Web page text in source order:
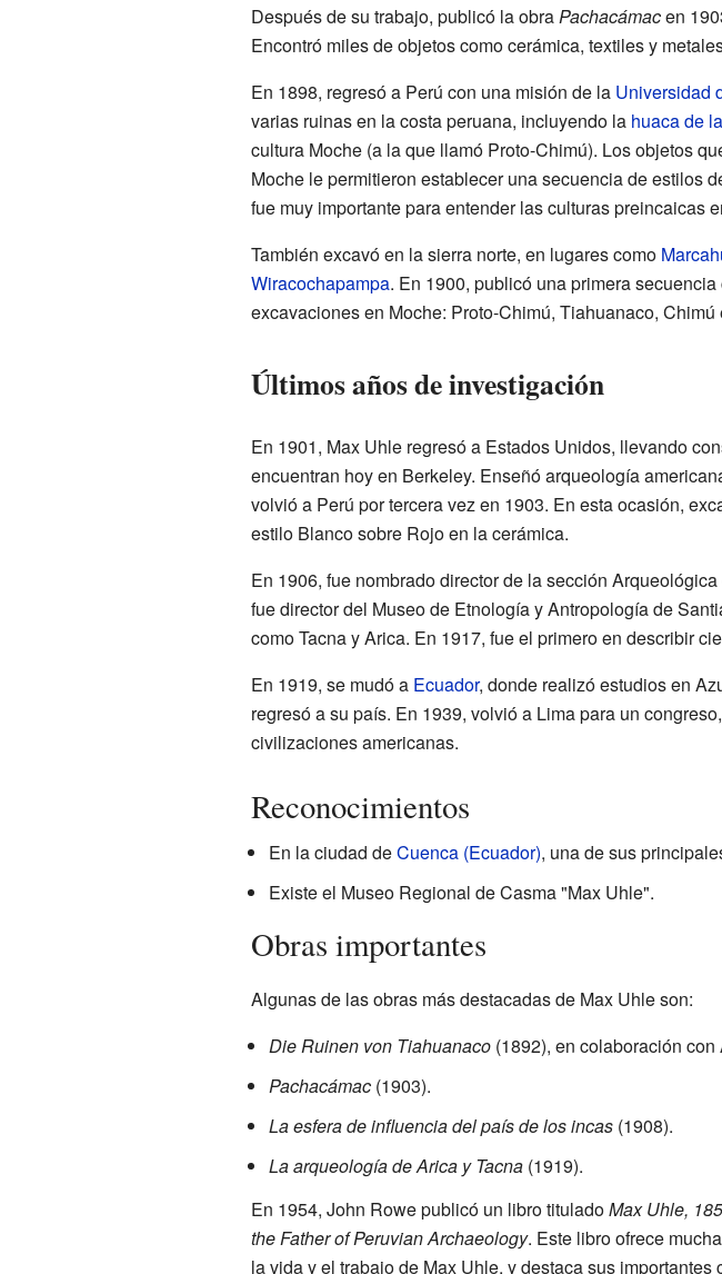
Después de su trabajo, publicó la obraPachacámacen
Encontró miles de objetos como cerámica, textiles y
En 1898, regresó a Perú con una misión de la Universidad
varias ruinas en la costa peruana, incluyendo la huaca de
cultura Moche (a la que llamó Proto-Chimú). Los objetos
Moche le permitieron establecer una secuencia de estilos
fue muy importante para entender las culturas preincaicas
También excavó en la sierra norte, en lugares como
Wiracochapampa. En 1900, publicó una primera
excavaciones en Moche: Proto-Chimú, Tiahuanaco, Chimú
Últimos años de investigación
En 1901, Max Uhle regresó a Estados Unidos, llevando
encuentran hoy en Berkeley. Enseñó arqueología
volvió a Perú por tercera vez en 1903. En esta ocasión,
estilo Blanco sobre Rojo en la cerámica.
En 1906, fue nombrado director de la sección
fue director del Museo de Etnología y Antropología de
como Tacna y Arica. En 1917, fue el primero en describir
En 1919, se mudó a Ecuador, donde realizó estudios en
regresó a su país. En 1939, volvió a Lima para un
civilizaciones americanas.
Reconocimientos
En la ciudad deCuenca (Ecuador), una de sus
Existe el Museo Regional de Casma "Max Uhle".
Obras importantes
Algunas de las obras más destacadas de Max Uhle son:
Die Ruinen von Tiahuanaco(1892), en colaboración con
Pachacámac(1903).
La esfera de influencia del país de los incas(1908).
La arqueología de Arica y Tacna(1919).
En 1954, John Rowe publicó un libro tituladoMax Uhle,
the Father of Peruvian Archaeology. Este libro ofrece
la vida y el trabajo de Max Uhle, y destaca sus importantes